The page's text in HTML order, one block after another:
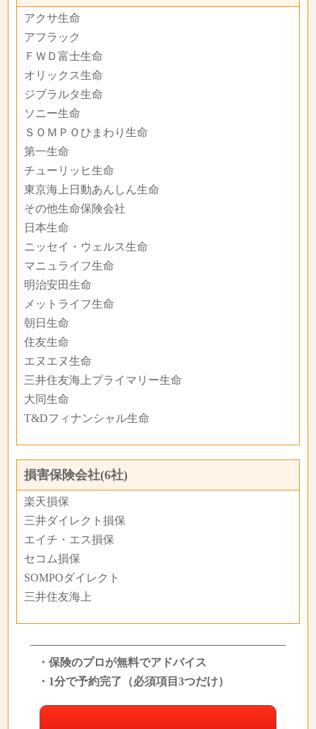
アクサ生命
アフラック
ＦＷＤ富士生命
オリックス生命
ジブラルタ生命
ソニー生命
ＳＯＭＰＯひまわり生命
第一生命
チューリッヒ生命
東京海上日動あんしん生命
その他生命保険会社
日本生命
ニッセイ・ウェルス生命
マニュライフ生命
明治安田生命
メットライフ生命
朝日生命
住友生命
エヌエヌ生命
三井住友海上プライマリー生命
大同生命
T&Dフィナンシャル生命
損害保険会社(6社)
楽天損保
三井ダイレクト損保
エイチ・エス損保
セコム損保
SOMPOダイレクト
三井住友海上
・保険のプロが無料でアドバイス
・1分で予約完了（必須項目3つだけ）